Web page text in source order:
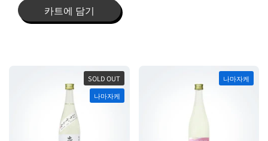
카트에 담기
SOLD OUT
나마자케
나마자케